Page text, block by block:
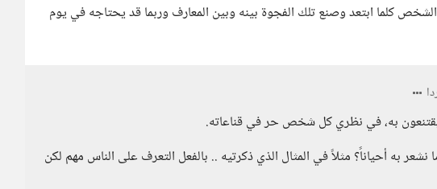
كلما ابتعد وصنع تلك الفجوة بينه وبين المعارف وربما قد يحتاجه في يوم
يقتنعون به، في نظري كل شخص حر في قناعاته.
به أحياناً؟ مثلاً في المثال الذي ذكرتيه .. بالفعل التعرف على الناس مهم لكن